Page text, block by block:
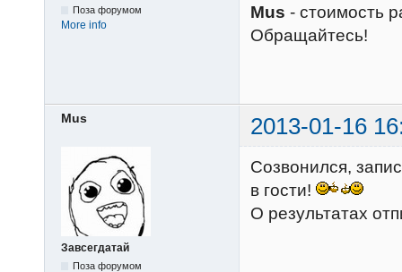
Поза форумом
More info
Mus - стоимость
Обращайтесь!
Mus 2013-01-16
Завсегдатай
Поза форумом
Созвонился,
в гости!
О результатах